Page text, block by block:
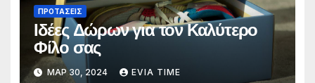
ΠΡΟΤΑΣΕΙΣ
Ιδέες Δώρων για τον Καλύτερο
Φίλο σας
ΜΑΡ 30, 2024 EVIA TIME